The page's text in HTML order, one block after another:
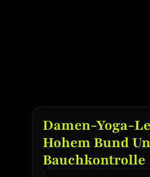
Damen-Yoga-
Hohem Bund
Bauchkontrolle